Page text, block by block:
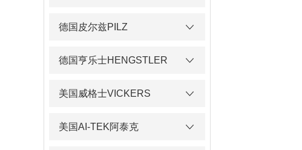
德国皮尔兹PILZ
德国亨乐士HENGSTLER
美国威格士VICKERS
美国AI-TEK阿泰克